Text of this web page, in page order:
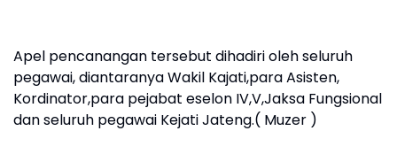
Apel pencanangan tersebut dihadiri oleh seluruh
pegawai, diantaranya Wakil Kajati,para Asisten,
Kordinator,para pejabat eselon IV,V,Jaksa Fungsional
dan seluruh pegawai Kejati Jateng.( Muzer )